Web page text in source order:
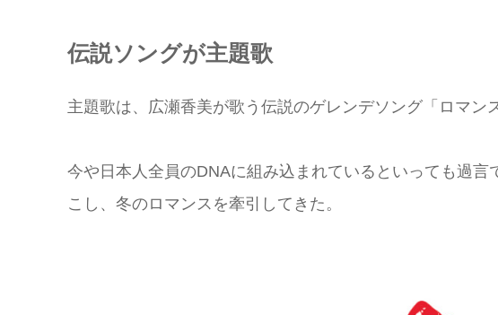
伝説ソングが主題歌
主題歌は、広瀬香美が歌う伝説のゲレンデソング「ロマン
今や日本人全員のDNAに組み込まれているといっても過
こし、冬のロマンスを牽引してきた。